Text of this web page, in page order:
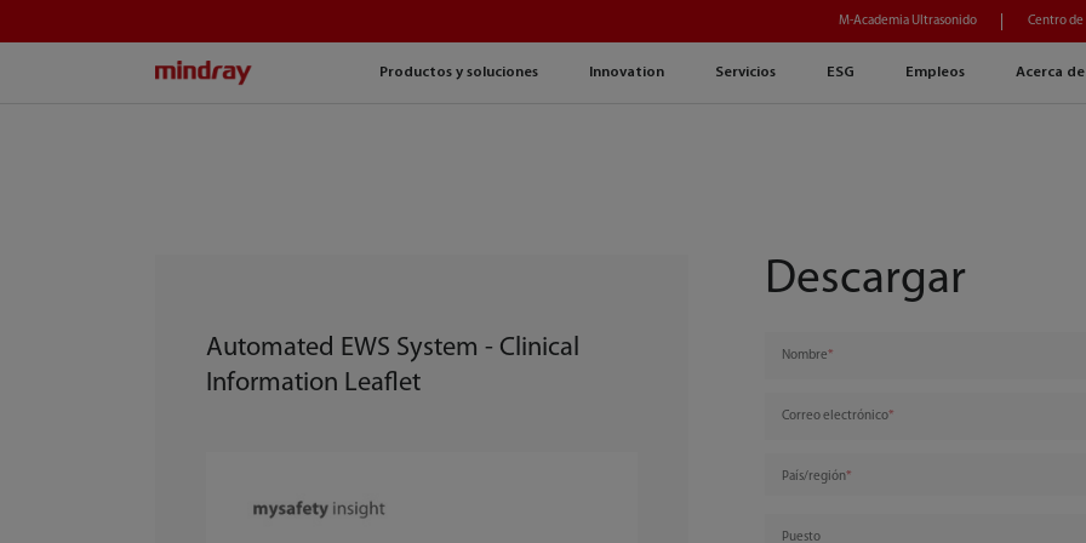
Productos y soluciones Innovation Servicios ESG Empleos Acerca
M-Academia Ultrasonido Centro de
Automated EWS System - Clinical
Information Leaflet
Descargar
Nombre
Correo electrónico
País/región
Puesto